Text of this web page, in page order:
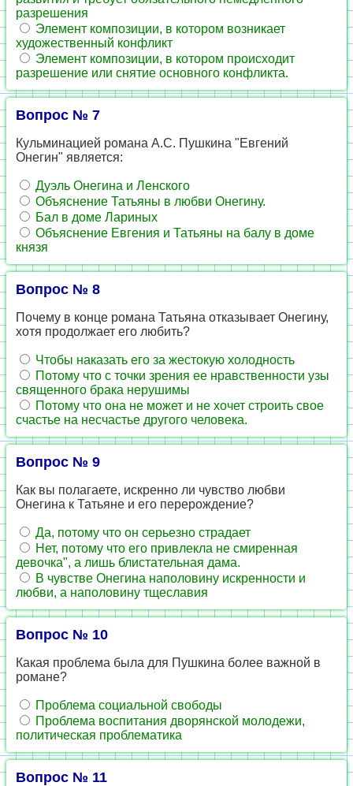
разрешения
Элемент композиции, в котором возникает
художественный конфликт
Элемент композиции, в котором происходит
разрешение или снятие основного конфликта.
Вопрос № 7
Кульминацией романа А.С. Пушкина "Евгений
Онегин" является:
Дуэль Онегина и Ленского
Объяснение Татьяны в любви Онегину.
Бал в доме Лариных
Объяснение Евгения и Татьяны на балу в доме
князя
Вопрос № 8
Почему в конце романа Татьяна отказывает Онегину,
хотя продолжает его любить?
Чтобы наказать его за жестокую холодность
Потому что с точки зрения ее нравственности узы
священного брака нерушимы
Потому что она не может и не хочет строить свое
счастье на несчастье другого человека.
Вопрос № 9
Как вы полагаете, искренно ли чувство любви
Онегина к Татьяне и его перерождение?
Да, потому что он серьезно страдает
Нет, потому что его привлекла не смиренная
девочка", а лишь блистательная дама.
В чувстве Онегина наполовину искренности и
любви, а наполовину тщеславия
Вопрос № 10
Какая проблема была для Пушкина более важной в
романе?
Проблема социальной свободы
Проблема воспитания дворянской молодежи,
политическая проблематика
Вопрос № 11